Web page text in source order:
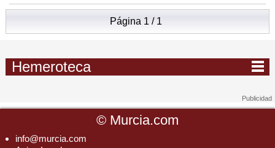
Página 1 / 1
Hemeroteca
© Murcia.com
info@murcia.com